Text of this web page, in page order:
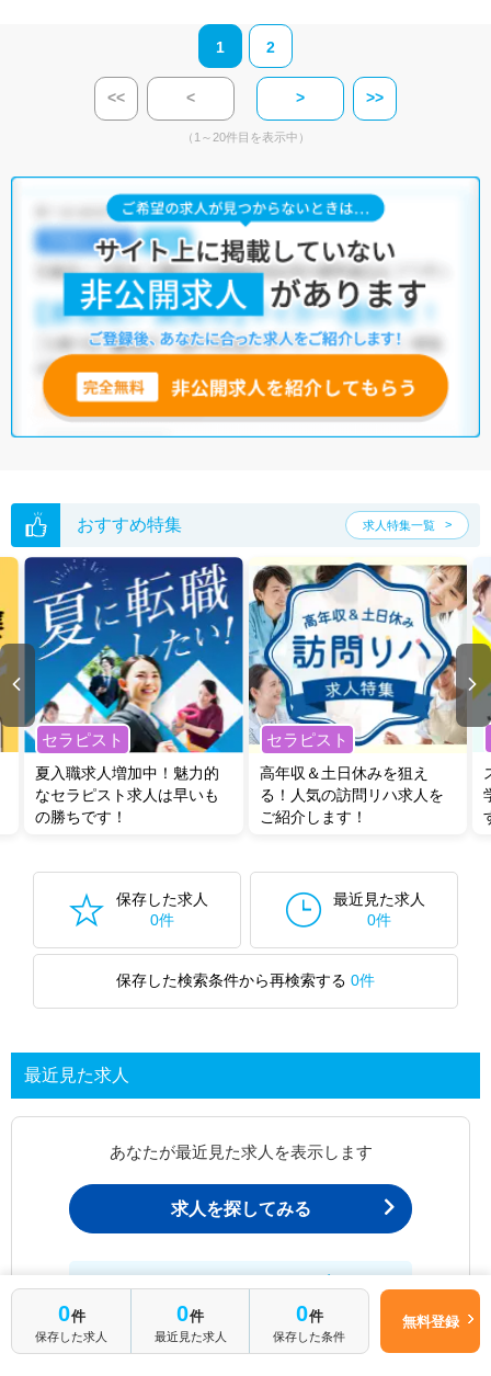
1 2
<< < > >>
（1～20件目を表示中）
おすすめ特集 求人特集一覧
セラピスト
夏入職求人増加中！魅力的
なセラピスト求人は早いも
の勝ちです！
セラピスト
高年収＆土日休みを狙え
る！人気の訪問リハ求人を
ご紹介します！
保存した求人
0件
最近見た求人
0件
保存した検索条件から再検索する 0件
最近見た求人
あなたが最近見た求人を表示します
求人を探してみる
お問い合わせが可能です。
0件
保存した求人
0件
最近見た求人
0件
保存した条件
無料登録